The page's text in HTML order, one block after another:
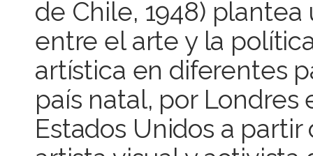
de Chile, 1948)
entre el arte y la
artística en diferentes
país natal, por Londres
Estados Unidos a